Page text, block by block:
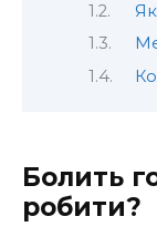
Болить
робити?